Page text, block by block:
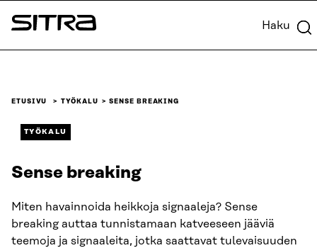
Siirry
suoraan
Sitra Haku
ETUSIVU TYÖKALU SENSE BREAKING
TYÖKALU
Sense breaking
Miten havainnoida heikkoja signaaleja? Sense
breaking auttaa tunnistamaan katveeseen jääviä
teemoja ja signaaleita, jotka saattavat tulevaisuuden